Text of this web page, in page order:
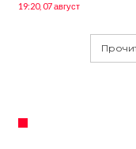
19:20, 07 август